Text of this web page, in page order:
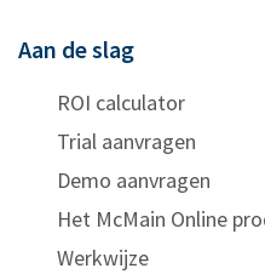
Aan de slag
ROI calculator
Trial aanvragen
Demo aanvragen
Het McMain Online
Werkwijze